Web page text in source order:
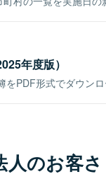
年度版）
PDF形式でダウンロ
人のお客